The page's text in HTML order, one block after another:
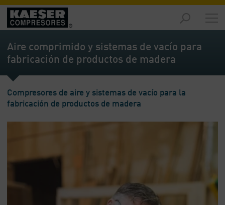
Productos
y
soluciones
-
Servicios
-
Aire comprimido y sistemas de vacío para
fabricación de productos de madera
Compresores de aire y sistemas de vacío para la
fabricación de productos de madera